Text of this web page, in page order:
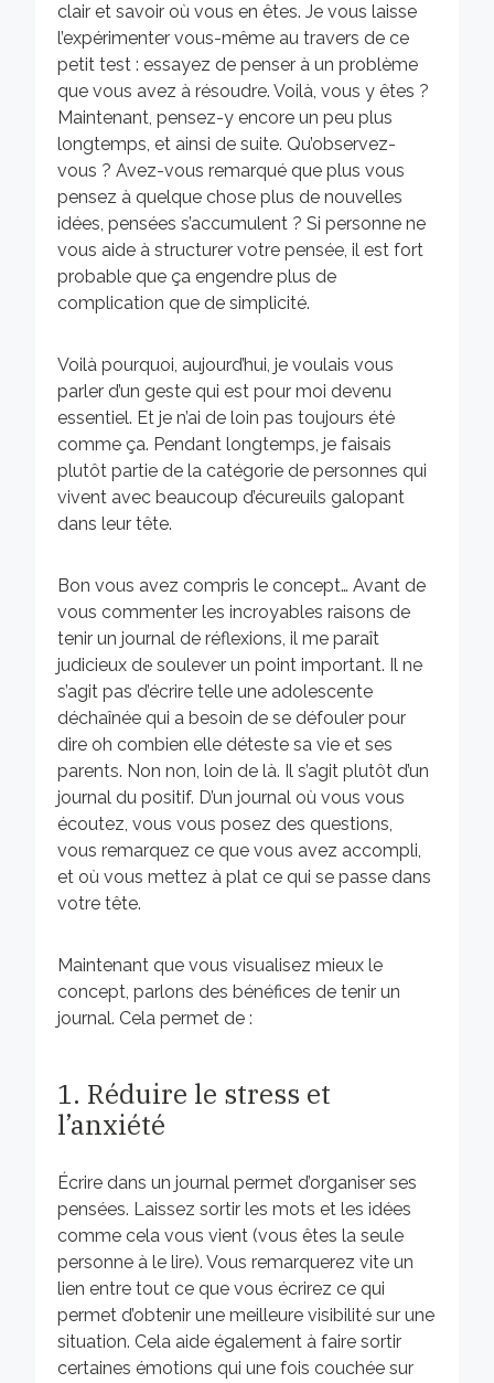
clair et savoir où vous en êtes. Je vous laisse
l’expérimenter vous-même au travers de ce
petit test : essayez de penser à un problème
que vous avez à résoudre. Voilà, vous y êtes ?
Maintenant, pensez-y encore un peu plus
longtemps, et ainsi de suite. Qu’observez-
vous ? Avez-vous remarqué que plus vous
pensez à quelque chose plus de nouvelles
idées, pensées s’accumulent ? Si personne ne
vous aide à structurer votre pensée, il est fort
probable que ça engendre plus de
complication que de simplicité.
Voilà pourquoi, aujourd’hui, je voulais vous
parler d’un geste qui est pour moi devenu
essentiel. Et je n’ai de loin pas toujours été
comme ça. Pendant longtemps, je faisais
plutôt partie de la catégorie de personnes qui
vivent avec beaucoup d’écureuils galopant
dans leur tête.
Bon vous avez compris le concept… Avant de
vous commenter les incroyables raisons de
tenir un journal de réflexions, il me paraît
judicieux de soulever un point important. Il ne
s’agit pas d’écrire telle une adolescente
déchaînée qui a besoin de se défouler pour
dire oh combien elle déteste sa vie et ses
parents. Non non, loin de là. Il s’agit plutôt d’un
journal du positif. D’un journal où vous vous
écoutez, vous vous posez des questions,
vous remarquez ce que vous avez accompli,
et où vous mettez à plat ce qui se passe dans
votre tête.
Maintenant que vous visualisez mieux le
concept, parlons des bénéfices de tenir un
journal. Cela permet de :
1. Réduire le stress et
l’anxiété
Écrire dans un journal permet d’organiser ses
pensées. Laissez sortir les mots et les idées
comme cela vous vient (vous êtes la seule
personne à le lire). Vous remarquerez vite un
lien entre tout ce que vous écrirez ce qui
permet d’obtenir une meilleure visibilité sur une
situation. Cela aide également à faire sortir
certaines émotions qui une fois couchée sur